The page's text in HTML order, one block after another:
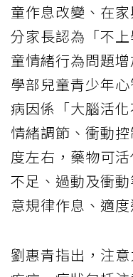
童作息改變、在
分家長認為「不
童情緒行為問題
學部兒童青少年
病因係「大腦活
情緒調節、衝動
度左右，藥物可
不足、過動及衝
意規律作息、適度
劉惠青指出，注